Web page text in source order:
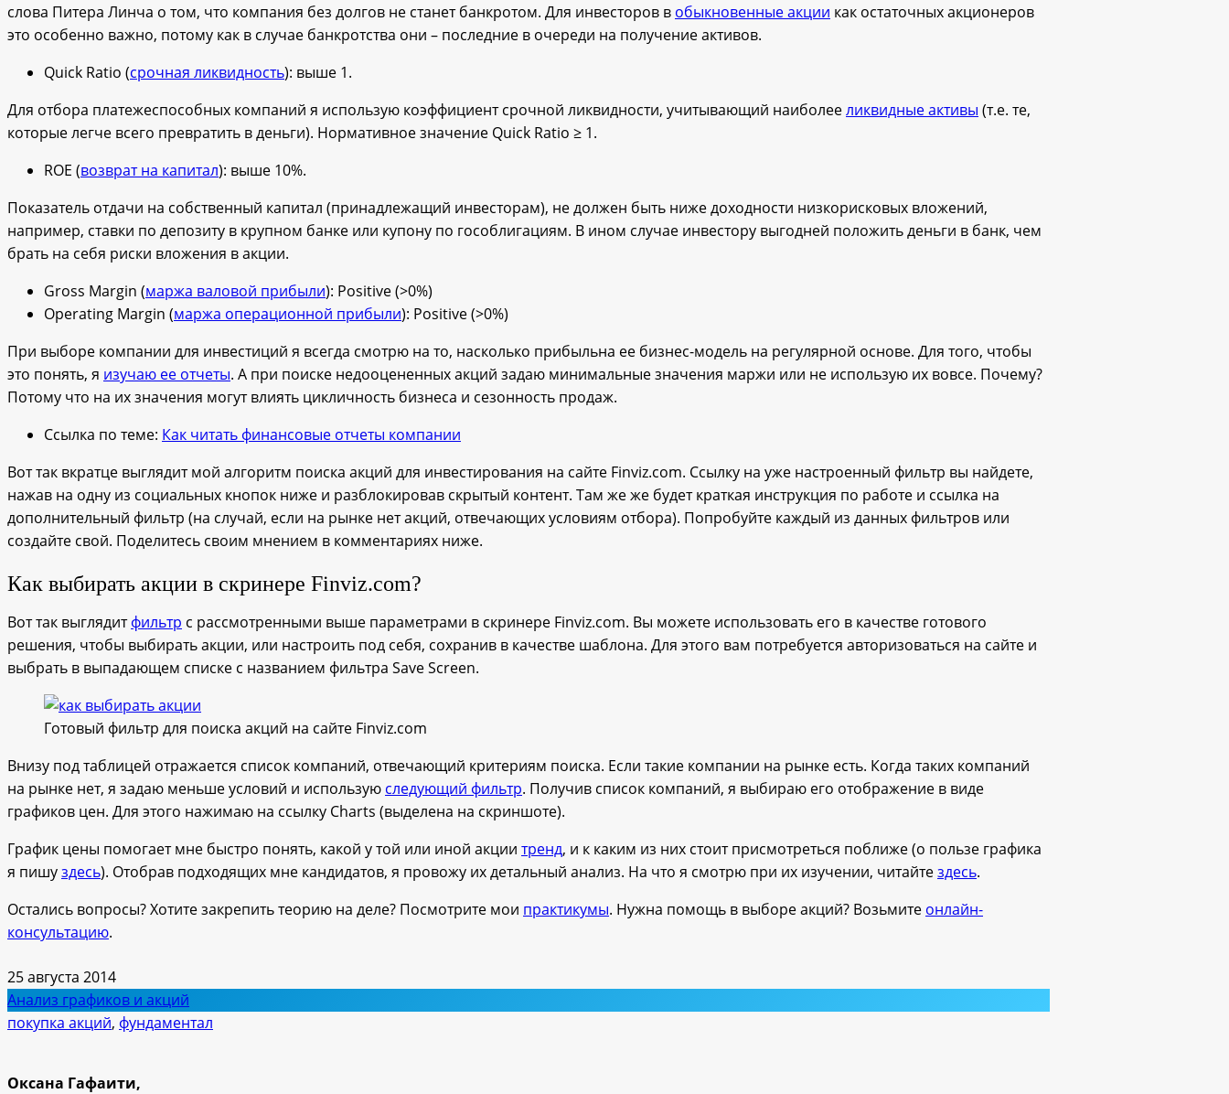
слова Питера Линча о том, что компания без долгов не станет банкротом. Для инвесторов в обыкновенные акции как остаточных акционеров
это особенно важно, потому как в случае банкротства они – последние в очереди на получение активов.
Quick Ratio (срочная ликвидность): выше 1.
Для отбора платежеспособных компаний я использую коэффициент срочной ликвидности, учитывающий наиболееликвидные активы (т.е. те,
которые легче всего превратить в деньги). Нормативное значение Quick Ratio ≥ 1.
ROE (возврат на капитал): выше 10%.
Показатель отдачи на собственный капитал (принадлежащий инвесторам), не должен быть ниже доходности низкорисковых вложений,
например, ставки по депозиту в крупном банке или купону по гособлигациям. В ином случае инвестору выгодней положить деньги в банк, чем
брать на себя риски вложения в акции.
Gross Margin (маржа валовой прибыли): Positive (>0%)
Operating Margin (маржа операционной прибыли): Positive (>0%)
При выборе компании для инвестиций я всегда смотрю на то, насколько прибыльна ее бизнес-модель на регулярной основе. Для того, чтобы
это понять, я изучаю ее отчеты. А при поиске недооцененных акций задаю минимальные значения маржи или не использую их вовсе. Почему?
Потому что на их значения могут влиять цикличность бизнеса и сезонность продаж.
Ссылка по теме: Как читать финансовые отчеты компании
Вот так вкратце выглядит мой алгоритм поиска акций для инвестирования на сайте Finviz.com. Ссылку на уже настроенный фильтр вы найдете,
нажав на одну из социальных кнопок ниже и разблокировав скрытый контент. Там же же будет краткая инструкция по работе и ссылка на
дополнительный фильтр (на случай, если на рынке нет акций, отвечающих условиям отбора). Попробуйте каждый из данных фильтров или
создайте свой. Поделитесь своим мнением в комментариях ниже.
Как выбирать акции в скринере Finviz.com?
Вот так выглядитфильтр с рассмотренными выше параметрами в скринере Finviz.com. Вы можете использовать его в качестве готового
решения, чтобы выбирать акции, или настроить под себя, сохранив в качестве шаблона. Для этого вам потребуется авторизоваться на сайте и
выбрать в выпадающем списке с названием фильтра Save Screen.
Готовый фильтр для поиска акций на сайте Finviz.com
Внизу под таблицей отражается список компаний, отвечающий критериям поиска. Если такие компании на рынке есть. Когда таких компаний
на рынке нет, я задаю меньше условий и использую следующий фильтр. Получив список компаний, я выбираю его отображение в виде
графиков цен. Для этого нажимаю на ссылку Charts (выделена на скриншоте).
График цены помогает мне быстро понять, какой у той или иной акции тренд, и к каким из них стоит присмотреться поближе (о пользе графика
я пишуздесь). Отобрав подходящих мне кандидатов, я провожу их детальный анализ. На что я смотрю при их изучении, читайтездесь.
Остались вопросы? Хотите закрепить теорию на деле? Посмотрите мои практикумы. Нужна помощь в выборе акций? Возьмите онлайн-
консультацию.
25 августа 2014
Анализ графиков и акций
покупка акций, фундаментал
Оксана Гафаити,